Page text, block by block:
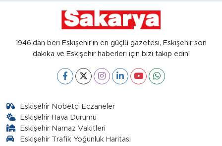
1946’dan beri Eskişehir’in en güçlü gazetesi, Eskişehir son
dakika ve Eskişehir haberleri için bizi takip edin!
Eskişehir Nöbetçi Eczaneler
Eskişehir Hava Durumu
Eskişehir Namaz Vakitleri
Eskişehir Trafik Yoğunluk Haritası